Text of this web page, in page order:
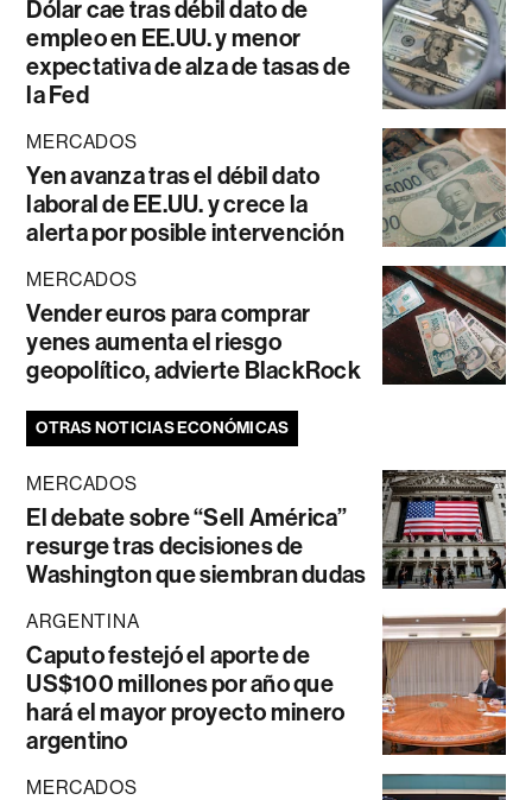
Dólar cae tras débil dato de
empleo en EE.UU. y menor
expectativa de alza de tasas de
la Fed
MERCADOS
Yen avanza tras el débil dato
laboral de EE.UU. y crece la
alerta por posible intervención
MERCADOS
Vender euros para comprar
yenes aumenta el riesgo
geopolítico, advierte BlackRock
OTRAS NOTICIAS ECONÓMICAS
MERCADOS
El debate sobre “Sell América”
resurge tras decisiones de
Washington que siembran dudas
ARGENTINA
Caputo festejó el aporte de
US$100 millones por año que
hará el mayor proyecto minero
argentino
MERCADOS